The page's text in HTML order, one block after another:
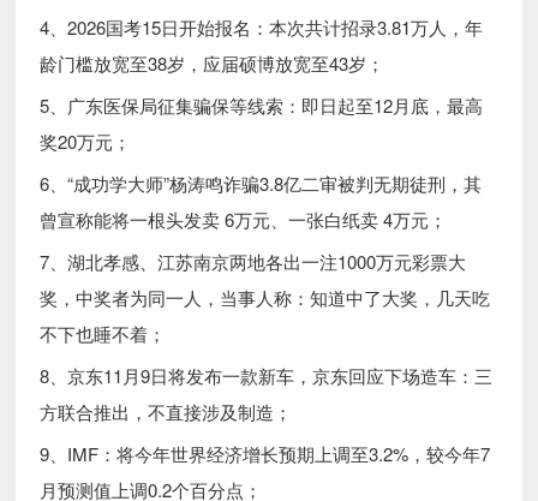
4、2026国考15日开始报名：本次共计招录3.81万人，年
龄门槛放宽至38岁，应届硕博放宽至43岁；
5、广东医保局征集骗保等线索：即日起至12月底，最高
奖20万元；
6、“成功学大师”杨涛鸣诈骗3.8亿二审被判无期徒刑，其
曾宣称能将一根头发卖 6万元、一张白纸卖 4万元；
7、湖北孝感、江苏南京两地各出一注1000万元彩票大
奖，中奖者为同一人，当事人称：知道中了大奖，几天吃
不下也睡不着；
8、京东11月9日将发布一款新车，京东回应下场造车：三
方联合推出，不直接涉及制造；
9、IMF：将今年世界经济增长预期上调至3.2%，较今年7
月预测值上调0.2个百分点；